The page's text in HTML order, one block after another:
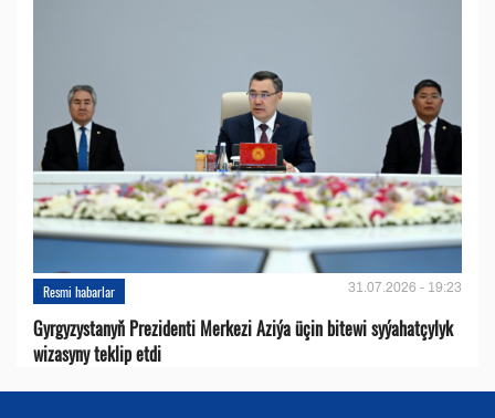
Resmi habarlar 31.07.2026 - 19:23
Gyrgyzystanyň Prezidenti Merkezi Aziýa üçin bitewi syýahatçylyk
wizasyny teklip etdi